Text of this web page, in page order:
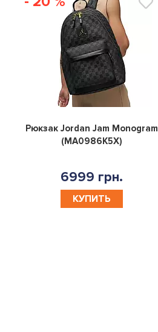
0
Рюкзак Jordan Jam Monogram
(MA0986K5X)
6999 грн.
КУПИТЬ